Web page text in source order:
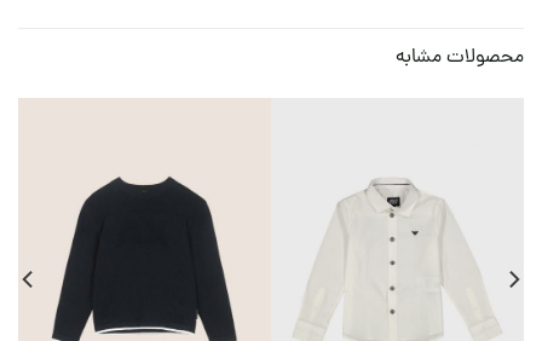
محصولات مشابه